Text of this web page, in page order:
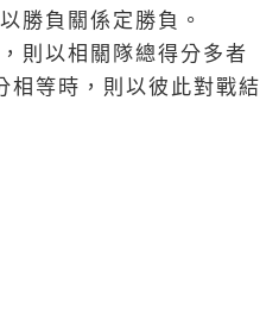
勝負關係定勝負。
則以相關隊總得分多者
相等時，則以彼此對戰結